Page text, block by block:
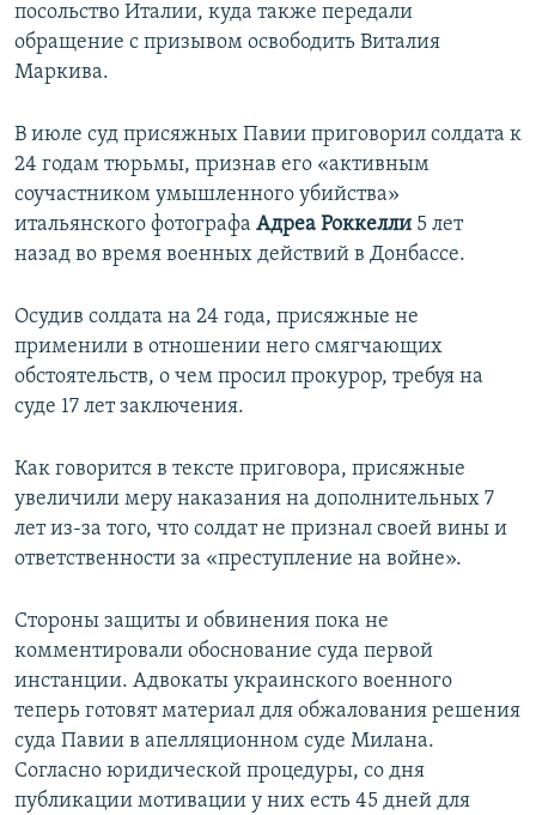
посольство Италии, куда также передали
обращение с призывом освободить Виталия
Маркива.
В июле суд присяжных Павии приговорил солдата к
24 годам тюрьмы, признав его «активным
соучастником умышленного убийства»
итальянского фотографа Адреа Роккелли 5 лет
назад во время военных действий в Донбассе.
Осудив солдата на 24 года, присяжные не
применили в отношении него смягчающих
обстоятельств, о чем просил прокурор, требуя на
суде 17 лет заключения.
Как говорится в тексте приговора, присяжные
увеличили меру наказания на дополнительных 7
лет из-за того, что солдат не признал своей вины и
ответственности за «преступление на войне».
Стороны защиты и обвинения пока не
комментировали обоснование суда первой
инстанции. Адвокаты украинского военного
теперь готовят материал для обжалования решения
суда Павии в апелляционном суде Милана.
Согласно юридической процедуры, со дня
публикации мотивации у них есть 45 дней для